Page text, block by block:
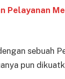
Pelayanan
sebuah
pun